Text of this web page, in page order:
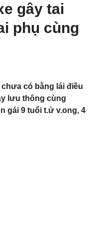
gây tai
phụ cùng
chưa có bằng lái điều
lưu thông cùng
gái 9 tuổi t.ử v.ong, 4